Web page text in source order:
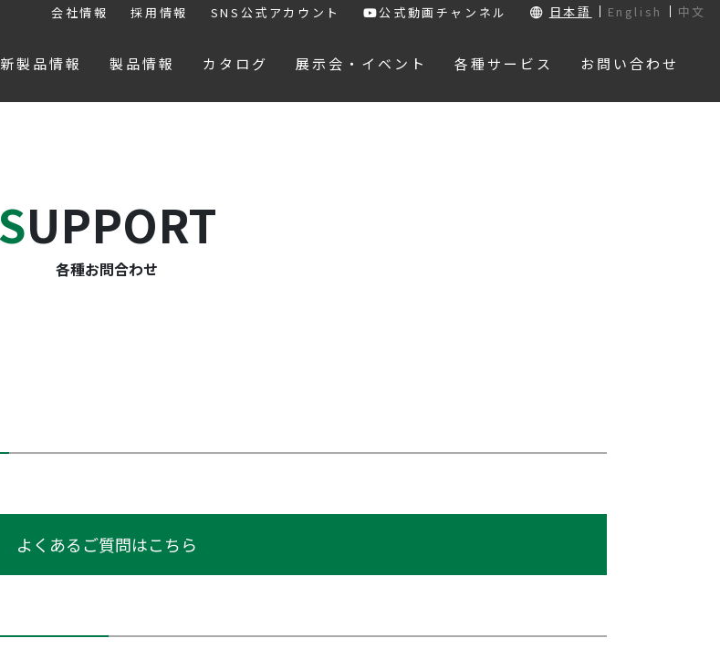
会社情報 採用情報 SNS公式アカウント 公式動画チャンネル 日本語 English 中文
新製品情報 製品情報 カタログ 展示会・イベント 各種サービス お問い合わせ
SUPPORT
各種お問合わせ
よくあるご質問はこちら